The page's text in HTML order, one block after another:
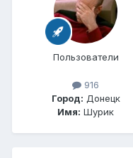
Пользователи
916
Город: Донецк
Имя: Шурик